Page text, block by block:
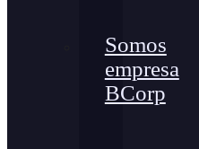
Somos
empresa
BCorp